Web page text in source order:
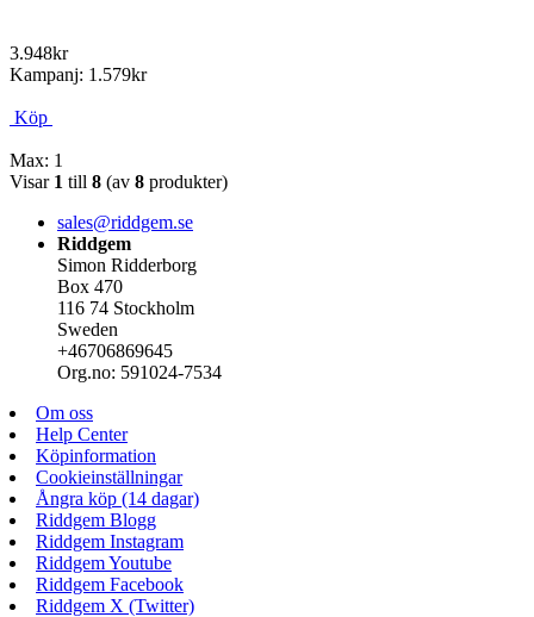
3.948kr
Kampanj: 1.579kr
Köp
Max: 1
Visar 1 till 8 (av 8 produkter)
sales@riddgem.se
Riddgem
Simon Ridderborg
Box 470
116 74 Stockholm
Sweden
+46706869645
Org.no: 591024-7534
Om oss
Help Center
Köpinformation
Cookieinställningar
Ångra köp (14 dagar)
Riddgem Blogg
Riddgem Instagram
Riddgem Youtube
Riddgem Facebook
Riddgem X (Twitter)